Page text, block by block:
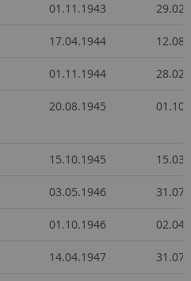
01.11.1943
17.04.1944
01.11.1944
20.08.1945
15.10.1945
03.05.1946
01.10.1946
14.04.1947